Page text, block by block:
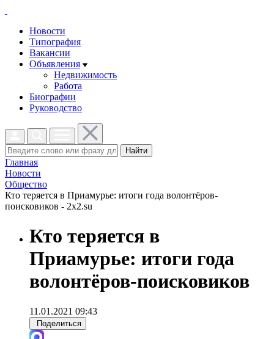
Новости
Типография
Вакансии
Объявления
Недвижимость
Работа
Биографии
Руководство
Найти
Главная
Новости
Общество
Кто теряется в Приамурье: итоги года волонтёров-
поисковиков - 2x2.su
Кто теряется в
Приамурье: итоги года
волонтёров-поисковиков
11.01.2021 09:43
Поделиться